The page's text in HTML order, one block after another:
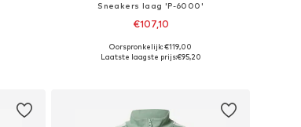
Sneakers laag 'P-6000'
€107,10
Beschikbaar in vele maten
Oorspronkelijk: €119,00
Laatste laagste prijs:€95,20